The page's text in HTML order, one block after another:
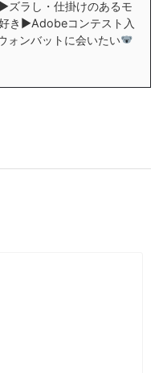
ズラし・仕掛けのあるモ
き▶︎Adobeコンテスト入
ンバットに会いたい